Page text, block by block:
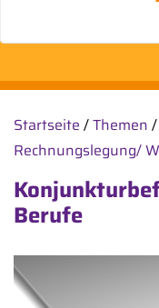
Startseite /Themen /
Rechnungslegung/
Berufe